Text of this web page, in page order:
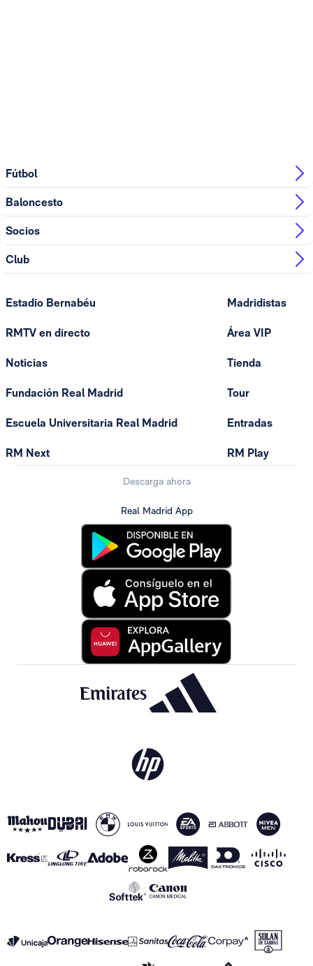
Fútbol
Baloncesto
Socios
Club
Estadio Bernabéu
RMTV en directo
Noticias
Fundación Real Madrid
Escuela Universitaria Real Madrid
RM Next
Madridistas
Área VIP
Tienda
Tour
Entradas
RM Play
Descarga ahora
Real Madrid App